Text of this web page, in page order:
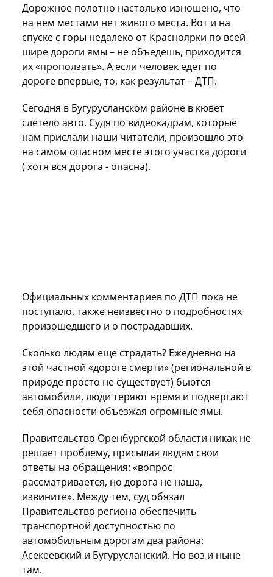
Дорожное полотно настолько изношено, что
на нем местами нет живого места. Вот и на
спуске с горы недалеко от Красноярки по всей
шире дороги ямы – не объедешь, приходится
их «проползать». А если человек едет по
дороге впервые, то, как результат – ДТП.
Сегодня в Бугурусланском районе в кювет
слетело авто. Судя по видеокадрам, которые
нам прислали наши читатели, произошло это
на самом опасном месте этого участка дороги
( хотя вся дорога - опасна).
Официальных комментариев по ДТП пока не
поступало, также неизвестно о подробностях
произошедшего и о пострадавших.
Сколько людям еще страдать? Ежедневно на
этой частной «дороге смерти» (региональной в
природе просто не существует) бьются
автомобили, люди теряют время и подвергают
себя опасности объезжая огромные ямы.
Правительство Оренбургской области никак не
решает проблему, присылая людям свои
ответы на обращения: «вопрос
рассматривается, но дорога не наша,
извините». Между тем, суд обязал
Правительство региона обеспечить
транспортной доступностью по
автомобильным дорогам два района:
Асекеевский и Бугурусланский. Но воз и ныне
там.